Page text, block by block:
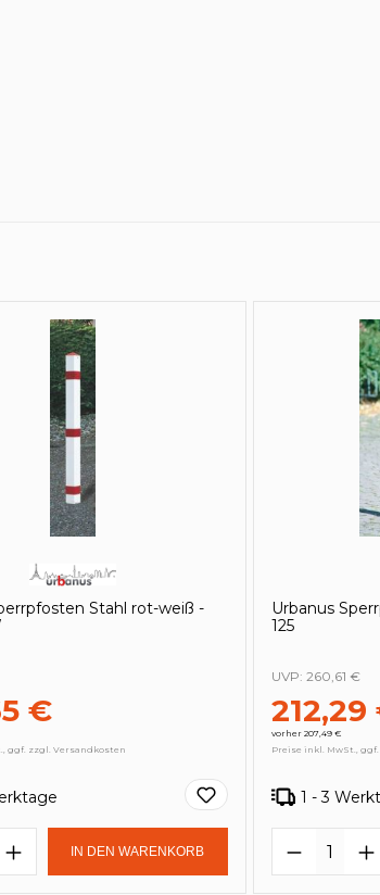
Stahl rot-weiß -
€
ggf. zzgl. Versandkosten
Anzahl: Gib den
IN DEN WARENKORB
Urbanus
125
212,29
vorher 207,49 €
UVP: 260,61 €
Preise inkl. MwSt.,
1 - 3